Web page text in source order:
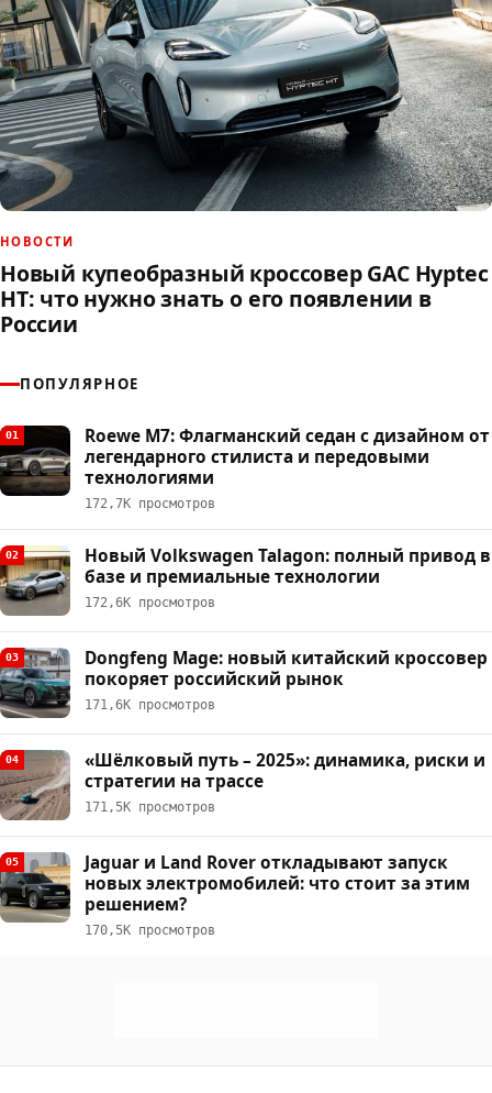
НОВОСТИ
Новый купеобразный кроссовер GAC Hyptec
HT: что нужно знать о его появлении в
России
ПОПУЛЯРНОЕ
01
Roewe M7: Флагманский седан с дизайном от
легендарного стилиста и передовыми
технологиями
172,7К просмотров
02
Новый Volkswagen Talagon: полный привод в
базе и премиальные технологии
172,6К просмотров
03
Dongfeng Mage: новый китайский кроссовер
покоряет российский рынок
171,6К просмотров
04
«Шёлковый путь – 2025»: динамика, риски и
стратегии на трассе
171,5К просмотров
05
Jaguar и Land Rover откладывают запуск
новых электромобилей: что стоит за этим
решением?
170,5К просмотров